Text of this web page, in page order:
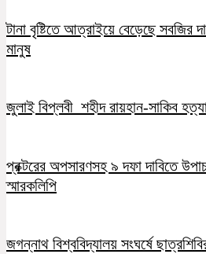
টানা বৃষ্টিতে আত্রাইয়ে বেড়েছে সবজির
মানুষ
জুলাই বিপ্লবী শহীদ রায়হান-সাকিব
প্রক্টরের অপসারণসহ ৯ দফা দাবিতে
স্মারকলিপি
জগন্নাথ বিশ্ববিদ্যালয় সংঘর্ষে